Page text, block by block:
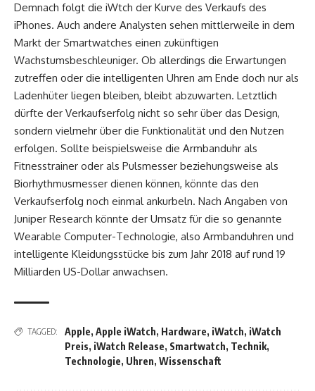
Demnach folgt die iWtch der Kurve des Verkaufs des
iPhones. Auch andere Analysten sehen mittlerweile in dem
Markt der Smartwatches einen zukünftigen
Wachstumsbeschleuniger. Ob allerdings die Erwartungen
zutreffen oder die intelligenten Uhren am Ende doch nur als
Ladenhüter liegen bleiben, bleibt abzuwarten. Letztlich
dürfte der Verkaufserfolg nicht so sehr über das Design,
sondern vielmehr über die Funktionalität und den Nutzen
erfolgen. Sollte beispielsweise die Armbanduhr als
Fitnesstrainer oder als Pulsmesser beziehungsweise als
Biorhythmusmesser dienen können, könnte das den
Verkaufserfolg noch einmal ankurbeln. Nach Angaben von
Juniper Research könnte der Umsatz für die so genannte
Wearable Computer-Technologie, also Armbanduhren und
intelligente Kleidungsstücke bis zum Jahr 2018 auf rund 19
Milliarden US-Dollar anwachsen.
TAGGED: Apple, Apple iWatch, Hardware, iWatch, iWatch
Preis, iWatch Release, Smartwatch, Technik,
Technologie, Uhren, Wissenschaft